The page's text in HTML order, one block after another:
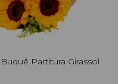
Buquê Partitura Girassol